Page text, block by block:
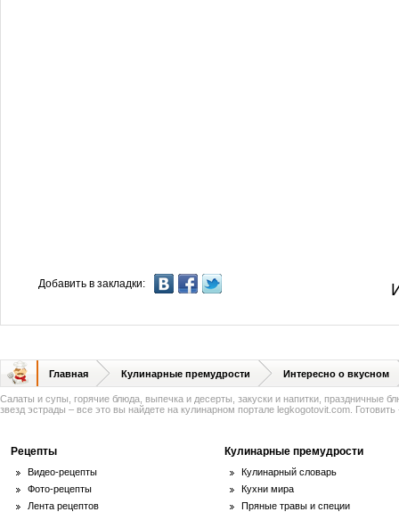
Добавить в закладки:
Главная Кулинарные премудрости Интересно о вкусном
Салаты и супы, горячие блюда, выпечка и десерты, закуски и напитки, праздничные
звезд эстрады – все это вы найдете на кулинарном портале legkogotovit.com. Готовить
Рецепты
Видео-рецепты
Фото-рецепты
Лента рецептов
Кулинарные премудрости
Кулинарный словарь
Кухни мира
Пряные травы и специи